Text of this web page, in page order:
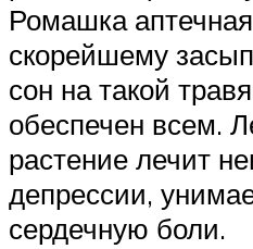
Ромашка
скорейшему
сон на такой
обеспечен всем.
растение лечит
депрессии,
сердечную боли.